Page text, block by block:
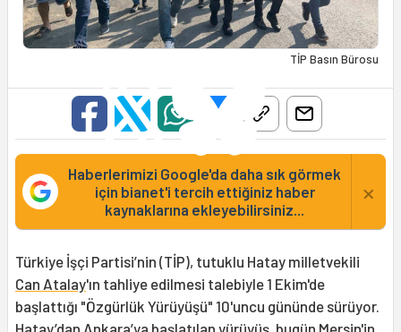
TİP Basın Bürosu
Haberlerimizi Google'da daha sık görmek
için bianet'i tercih ettiğiniz haber
kaynaklarına ekleyebilirsiniz...
×
Türkiye İşçi Partisi’nin (TİP), tutuklu Hatay milletvekili
Can Atalay'ın tahliye edilmesi talebiyle 1 Ekim'de
başlattığı "Özgürlük Yürüyüşü" 10'uncu gününde sürüyor.
Hatay’dan Ankara’ya başlatılan yürüyüş, bugün Mersin'in